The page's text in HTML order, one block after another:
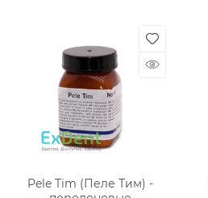
Pele Tim (Пеле Тим) -